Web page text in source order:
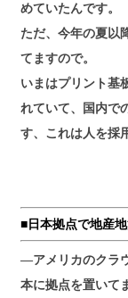
めていたんです。
ただ、今年の夏以
てますので。
いまはプリント基
れていて、国内で
す、これは人を採
■日本拠点で地産
―アメリカのクラ
本に拠点を置いて